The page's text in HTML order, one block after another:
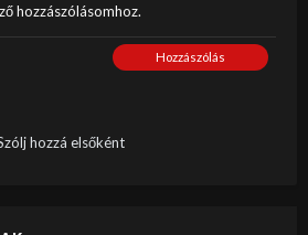
hozzászólásomhoz.
Hozzászólás
hozzá elsőként